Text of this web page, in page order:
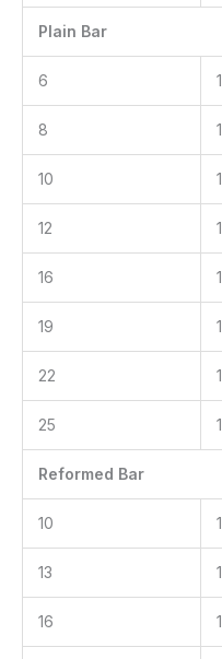
Plain Bar
6
8
10
12
16
19
22
25
Reformed Bar
10
13
16